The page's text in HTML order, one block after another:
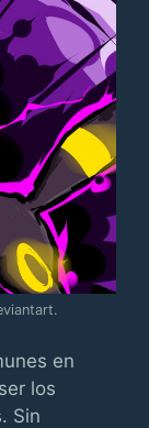
en
los
Sin